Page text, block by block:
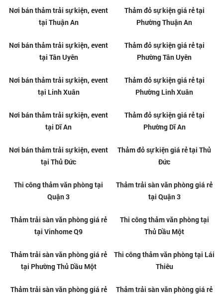
Thảm trải sàn giá tốt tại phường
Thuận An
Thi công thảm văn phòng uy tín
tại Thuận An
Thảm trải sàn văn phòng tại Tân
Thi công thảm lót sàn giá tốt tại